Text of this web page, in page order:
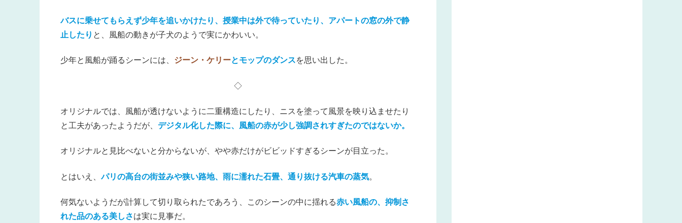
バスに乗せてもらえず少年を追いかけたり、授業中は外で待っていたり、アパートの窓の外で静
止したり と、風船の動きが子犬のようで実にかわいい。
少年と風船が踊るシーンには、 ジーン・ケリーとモップのダンスを思い出した。
◇
オリジナルでは、風船が透けないように二重構造にしたり、ニスを塗って風景を映り込ませたり
と工夫があったようだが、 デジタル化した際に、風船の赤が少し強調されすぎたのではないか。
オリジナルと見比べないと分からないが、やや赤だけがビビッドすぎるシーンが目立った。
とはいえ、パリの高台の街並みや狭い路地、雨に濡れた石畳、通り抜ける汽車の蒸気。
何気ないようだが計算して切り取られたであろう、このシーンの中に揺れる赤い風船の、抑制さ
れた品のある美しさは実に見事だ。